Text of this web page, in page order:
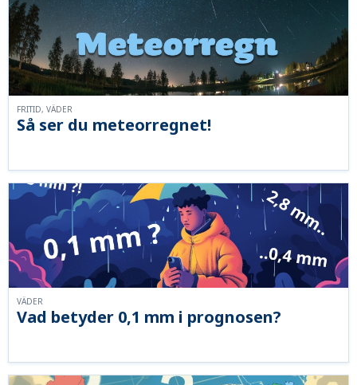
Så ser du meteorregnet!
FRITID, VÄDER
Vad betyder 0,1 mm i prognosen?
VÄDER